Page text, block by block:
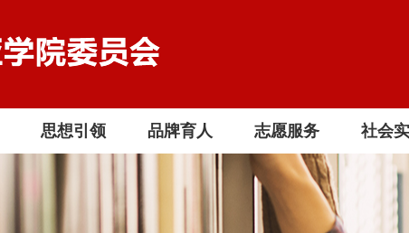
思想引领 品牌育人 志愿服务 社会